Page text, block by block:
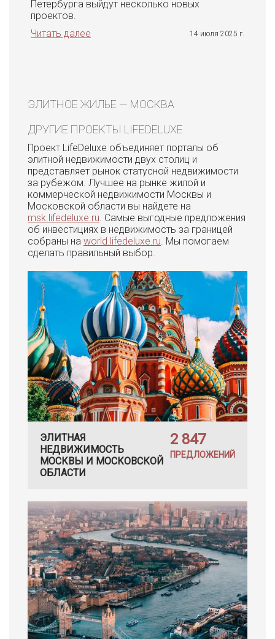
Петербурга выйдут несколько новых
проектов.
Читать далее
14 июля 2025 г.
ЭЛИТНОЕ ЖИЛЬЕ — МОСКВА
ДРУГИЕ ПРОЕКТЫ LIFEDELUXE
Проект LifeDeluxe объединяет порталы об
элитной недвижимости двух столиц и
представляет рынок статусной недвижимости
за рубежом. Лучшее на рынке жилой и
коммерческой недвижимости Москвы и
Московской области вы найдете на
msk.lifedeluxe.ru. Самые выгодные предложения
об инвестициях в недвижимость за границей
собраны на world.lifedeluxe.ru. Мы помогаем
сделать правильный выбор.
ЭЛИТНАЯ
НЕДВИЖИМОСТЬ
МОСКВЫ И МОСКОВСКОЙ
ОБЛАСТИ
2 847
ПРЕДЛОЖЕНИЙ